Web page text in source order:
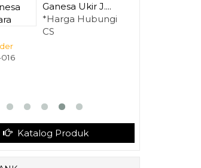
Piramid Jati Mi....
*Harga Hubungi
CS
Katalog Produk